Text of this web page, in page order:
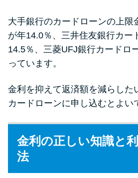
大手銀行のカードローンの上限
が年14.0％、三井住友銀行カー
14.5％、三菱UFJ銀行カードロ
っています。
金利を抑えて返済額を減らした
カードローンに申し込むとよい
金利の正しい知識と
法